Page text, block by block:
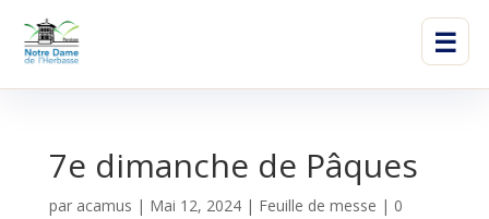
☰
7e dimanche de Pâques
par acamus | Mai 12, 2024| Feuille de messe | 0